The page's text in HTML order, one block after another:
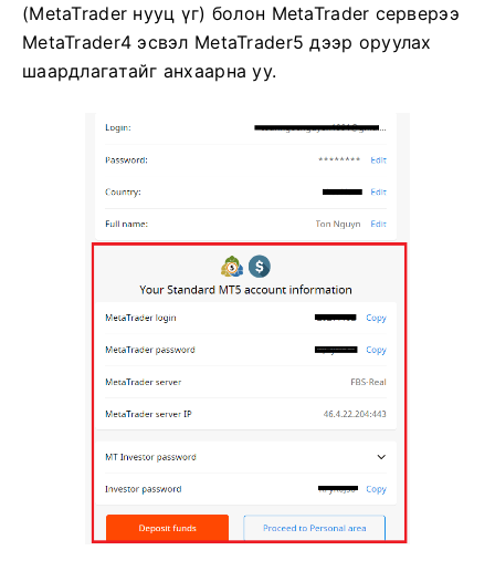
(MetaTrader нууц үг) болон MetaTrader серверээ
MetaTrader4 эсвэл MetaTrader5 дээр оруулах
шаардлагатайг анхаарна уу.